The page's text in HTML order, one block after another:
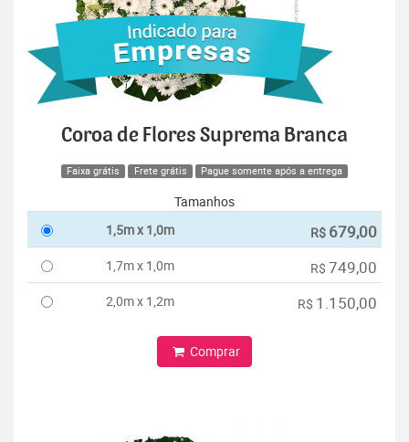
Coroa de Flores Suprema Branca
Faixa grátis Frete grátis Pague somente após a entrega
Tamanhos
1,5m x 1,0m
R$ 679,00
1,7m x 1,0m R$ 749,00
2,0m x 1,2m R$ 1.150,00
Comprar